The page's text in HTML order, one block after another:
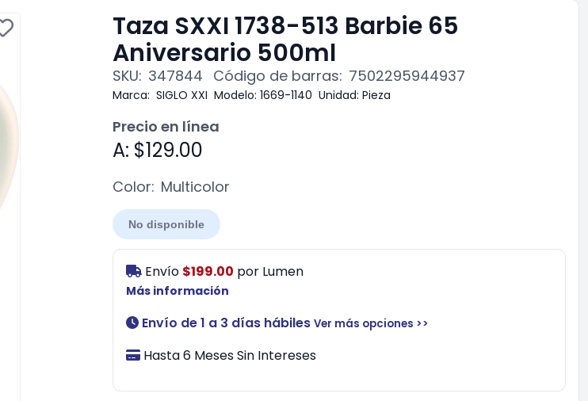
Taza SXXI 1738-513 Barbie 65
Aniversario 500ml
SKU: 347844 Código de barras: 7502295944937
Marca: SIGLO XXI Modelo: 1669-1140 Unidad: Pieza
Precio en línea
A: $129.00
Color: Multicolor
No disponible
Envío $199.00 por Lumen
Más información
Envío de 1 a 3 días hábiles Ver más opciones >>
Hasta 6 Meses Sin Intereses